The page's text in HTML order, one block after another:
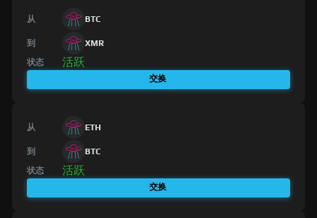
从 BTC
到 XMR
状态 活跃
交换
从 ETH
到 BTC
状态 活跃
交换